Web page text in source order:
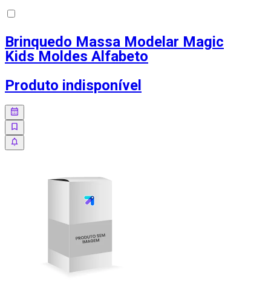
Brinquedo Massa Modelar Magic
Kids Moldes Alfabeto
Produto indisponível